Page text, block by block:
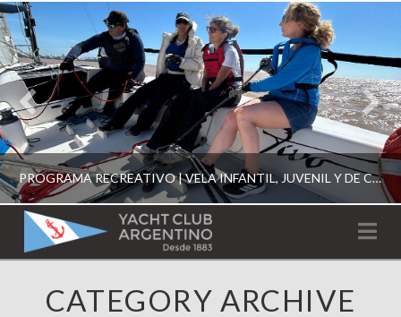
PROGRAMA RECREATIVO | VELA INFANTIL, JUVENIL Y DE CRUCERO 2026
ESCUELA RECREATIVA 2026
YACHT
CLUB
CATEGORY ARCHIVE